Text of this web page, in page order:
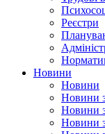
Реєстри
Новини
Новини
Новини
Новини
Новини